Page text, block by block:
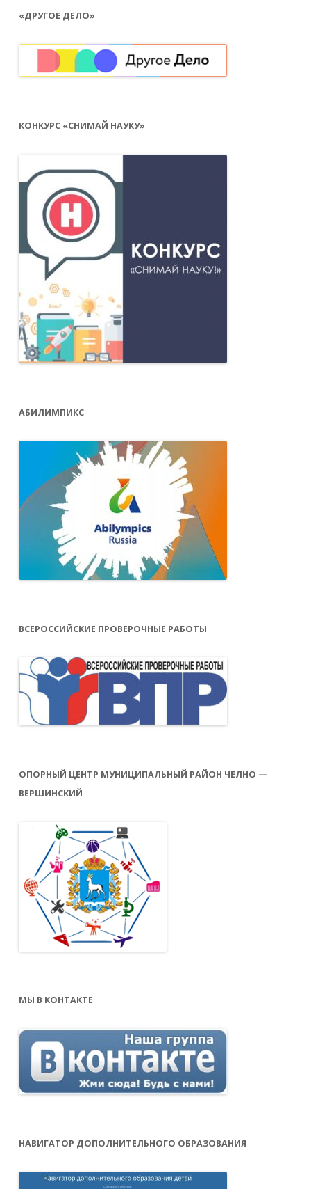
«ДРУГОЕ ДЕЛО»
КОНКУРС «СНИМАЙ НАУКУ»
АБИЛИМПИКС
ВСЕРОССИЙСКИЕ ПРОВЕРОЧНЫЕ РАБОТЫ
ОПОРНЫЙ ЦЕНТР МУНИЦИПАЛЬНЫЙ РАЙОН ЧЕЛНО —
ВЕРШИНСКИЙ
МЫ В КОНТАКТЕ
НАВИГАТОР ДОПОЛНИТЕЛЬНОГО ОБРАЗОВАНИЯ